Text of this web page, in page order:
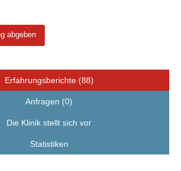
abgeben
Erfahrungsberichte (88)
Anfragen (0)
Die Klinik stellt sich vor
Statistiken